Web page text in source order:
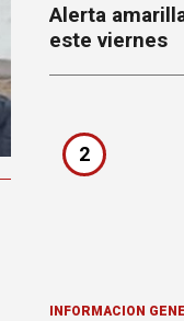
Alerta
este viernes
2
INFORMACION